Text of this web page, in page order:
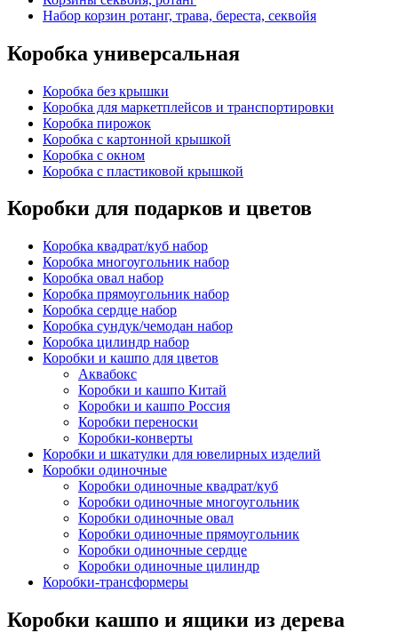
Набор корзин ротанг, трава, береста, секвойя
Коробка универсальная
Коробка без крышки
Коробка для маркетплейсов и транспортировки
Коробка пирожок
Коробка с картонной крышкой
Коробка с окном
Коробка с пластиковой крышкой
Коробки для подарков и цветов
Коробка квадрат/куб набор
Коробка многоугольник набор
Коробка овал набор
Коробка прямоугольник набор
Коробка сердце набор
Коробка сундук/чемодан набор
Коробка цилиндр набор
Коробки и кашпо для цветов
Аквабокс
Коробки и кашпо Китай
Коробки и кашпо Россия
Коробки переноски
Коробки-конверты
Коробки и шкатулки для ювелирных изделий
Коробки одиночные
Коробки одиночные квадрат/куб
Коробки одиночные многоугольник
Коробки одиночные овал
Коробки одиночные прямоугольник
Коробки одиночные сердце
Коробки одиночные цилиндр
Коробки-трансформеры
Коробки кашпо и ящики из дерева